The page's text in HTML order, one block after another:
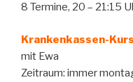
8 Termine, 20 – 21:15
Krankenkassen-
mit Ewa
Zeitraum: immer